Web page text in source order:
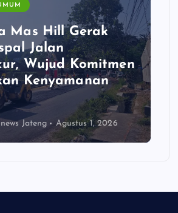
Mas Hill Gerak
Jalan
Wujud Komitmen
Kenyamanan
Jateng Agustus 1, 2026